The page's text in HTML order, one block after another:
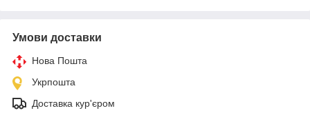
Умови доставки
Нова Пошта
Укрпошта
Доставка кур'єром